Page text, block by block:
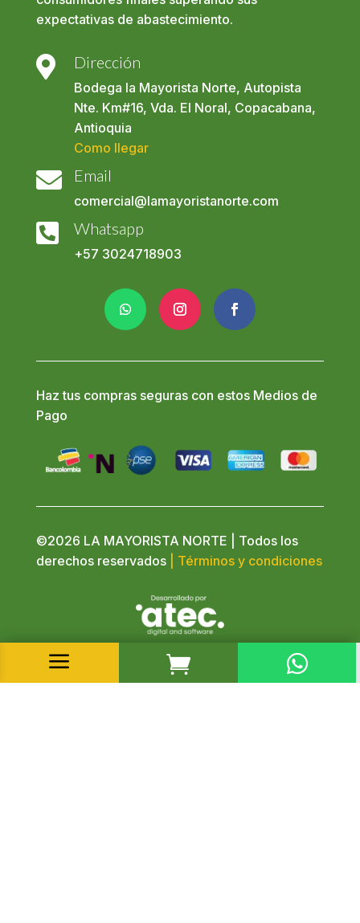
expectativas de abastecimiento.
 Dirección
Bodega la Mayorista Norte, Autopista
Nte. Km#16, Vda. El Noral, Copacabana,
Antioquia
Como llegar
 Email
comercial@lamayoristanorte.com
 Whatsapp
+57 3024718903
Haz tus compras seguras con estos Medios de
Pago
©2026 LA MAYORISTA NORTE | Todos los
derechos reservados
| Términos y condiciones
a  